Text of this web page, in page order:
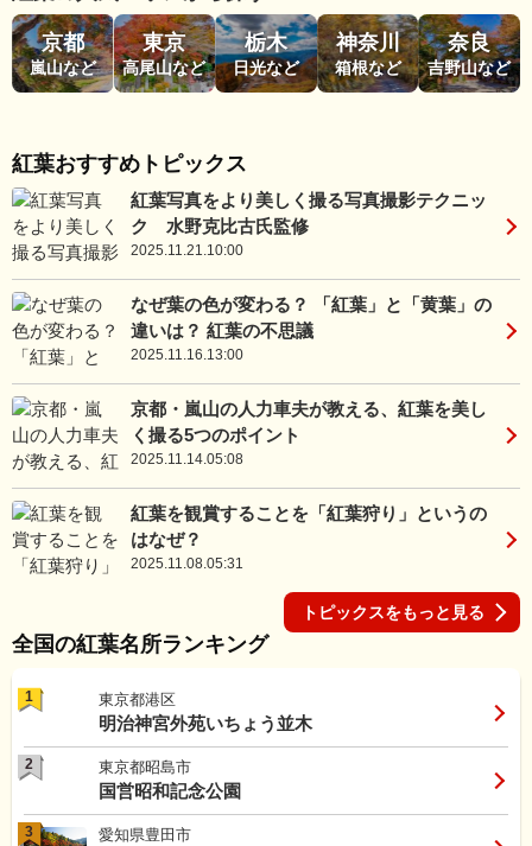
京都
嵐山など
東京
高尾山など
栃木
日光など
神奈川
箱根など
奈良
吉野山など
紅葉おすすめトピックス
紅葉写真をより美しく撮る写真撮影テクニッ
ク 水野克比古氏監修
2025.11.21.10:00
なぜ葉の色が変わる？ 「紅葉」と「黄葉」の
違いは？ 紅葉の不思議
2025.11.16.13:00
京都・嵐山の人力車夫が教える、紅葉を美し
く撮る5つのポイント
2025.11.14.05:08
紅葉を観賞することを「紅葉狩り」というの
はなぜ？
2025.11.08.05:31
トピックスをもっと見る
全国の紅葉名所ランキング
1 東京都港区
明治神宮外苑いちょう並木
2 東京都昭島市
国営昭和記念公園
3 愛知県豊田市